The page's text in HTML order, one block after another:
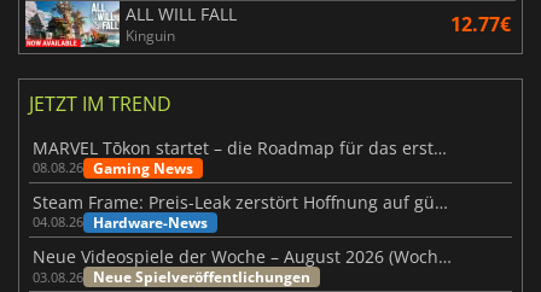
ALL WILL FALL
Kinguin 12.77€
JETZT IM TREND
MARVEL Tōkon startet – die Roadmap für das erste Jahr wurde vorgestellt
08.08.26 Gaming News
Steam Frame: Preis-Leak zerstört Hoffnung auf günstiges VR-Headset
04.08.26 Hardware-News
Neue Videospiele der Woche – August 2026 (Woche 32)
03.08.26 Neue Spielveröffentlichungen